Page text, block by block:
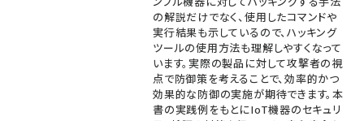
の解説だけでなく、使用したコマンドや
実行結果も示しているので、ハッキング
ツールの使用方法も理解しやすくなって
います。実際の製品に対して攻撃者の視
点で防御策を考えることで、効率的かつ
効果的な防御の実施が期待できます。本
書の実践例をもとにIoT機器のセキュリ